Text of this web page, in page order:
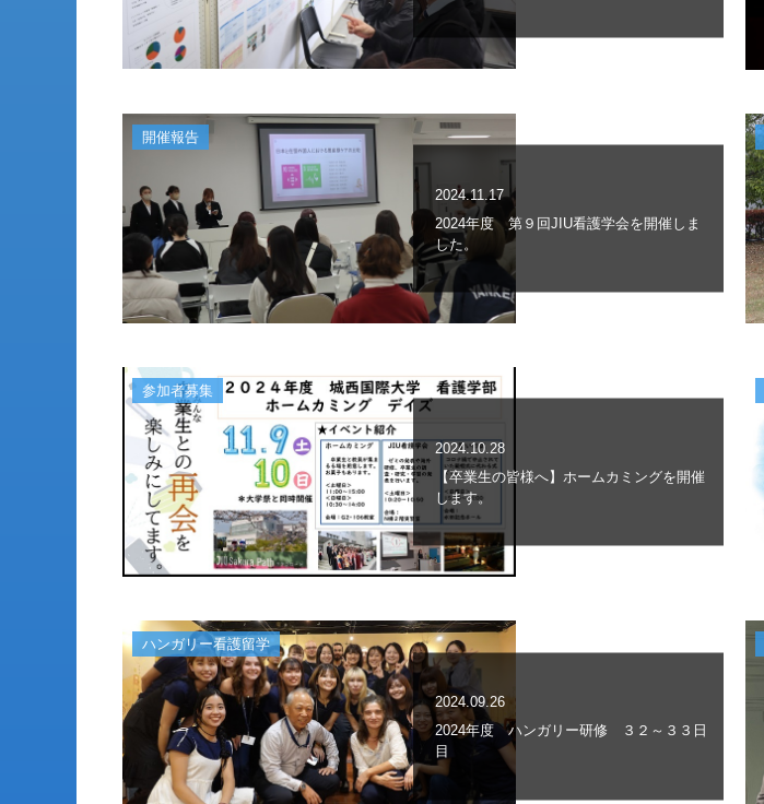
開催報告
2024.11.17
2024年度 第９回JIU看護学会を開催しま
した。
参加者募集
2024.10.28
【卒業生の皆様へ】ホームカミングを開催
します。
ハンガリー看護留学
2024.09.26
2024年度 ハンガリー研修 ３２～３３日
目